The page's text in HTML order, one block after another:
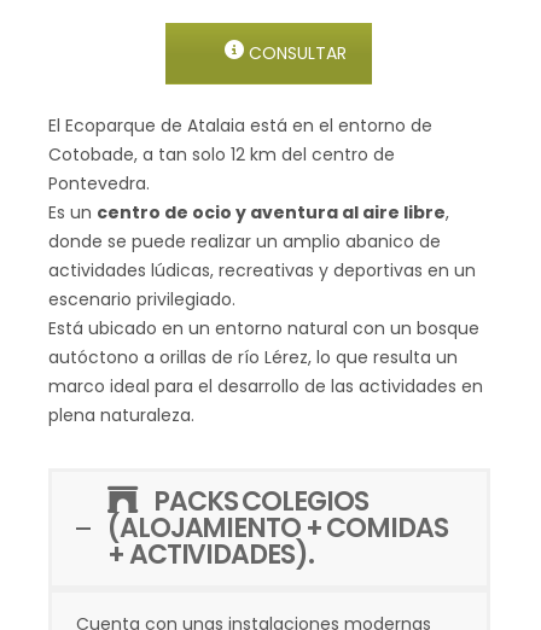
CONSULTAR
El Ecoparque de Atalaia está en el entorno de
Cotobade, a tan solo 12 km del centro de
Pontevedra.
Es un centro de ocio y aventura al aire libre,
donde se puede realizar un amplio abanico de
actividades lúdicas, recreativas y deportivas en un
escenario privilegiado.
Está ubicado en un entorno natural con un bosque
autóctono a orillas de río Lérez, lo que resulta un
marco ideal para el desarrollo de las actividades en
plena naturaleza.
PACKS COLEGIOS
(ALOJAMIENTO + COMIDAS
+ ACTIVIDADES).
Cuenta con unas instalaciones modernas